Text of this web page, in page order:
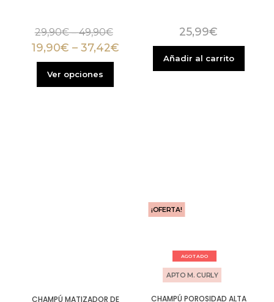
29,90€–49,90€
19,90€ –37,42€
Ver opciones
25,99€
Añadir al carrito
CHAMPÚ MATIZADOR DE
AGOTADO
¡OFERTA!
APTO M. CURLY
CHAMPÚ POROSIDAD ALTA